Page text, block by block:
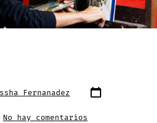
Fernanadez
No hay comentarios